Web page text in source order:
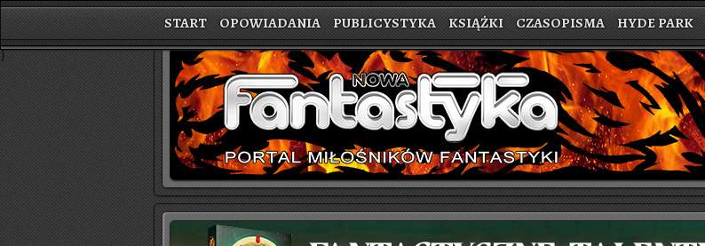
START OPOWIADANIA PUBLICYSTYKA KSIĄŻKI CZASOPISMA HYDE PARK
}